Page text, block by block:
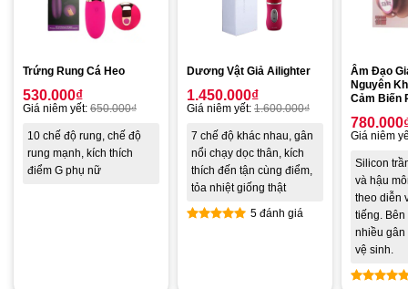
Trứng Rung Cá Heo
530.000₫
Giá niêm yết: 650.000₫
10 chế độ rung, chế độ
rung mạnh, kích thích
điểm G phụ nữ
Dương Vật Giả Ailighter
1.450.000₫
Giá niêm yết: 1.600.000₫
7 chế độ khác nhau, gân
nổi chạy dọc thân, kích
thích đến tận cùng điểm,
tỏa nhiệt giống thật
5 đánh giá
Âm Đạo
Nguyên
Cảm Biến
780.000
Giá niêm
Silicon
và hậu
theo diễn
tiếng. Bên
nhiều gân
vệ sinh.